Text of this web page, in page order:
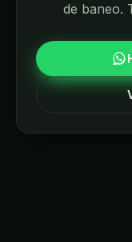
de baneo.